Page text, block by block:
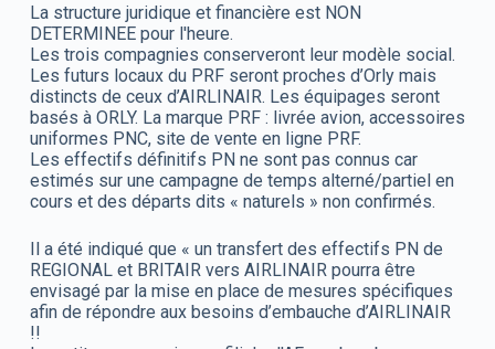
La structure juridique et financière est NON
DETERMINEE pour l'heure.
Les trois compagnies conserveront leur modèle social.
Les futurs locaux du PRF seront proches d’Orly mais
distincts de ceux d’AIRLINAIR. Les équipages seront
basés à ORLY. La marque PRF : livrée avion, accessoires
uniformes PNC, site de vente en ligne PRF.
Les effectifs définitifs PN ne sont pas connus car
estimés sur une campagne de temps alterné/partiel en
cours et des départs dits « naturels » non confirmés.
Il a été indiqué que « un transfert des effectifs PN de
REGIONAL et BRITAIR vers AIRLINAIR pourra être
envisagé par la mise en place de mesures spécifiques
afin de répondre aux besoins d’embauche d’AIRLINAIR
!!